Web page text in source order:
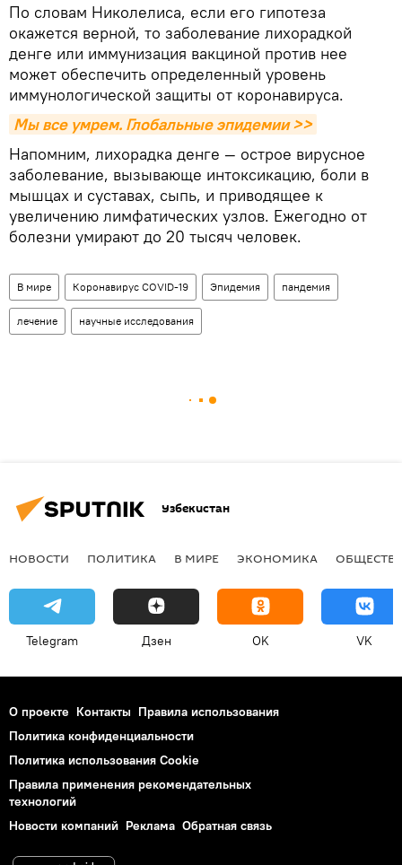
По словам Николелиса, если его гипотеза
окажется верной, то заболевание лихорадкой
денге или иммунизация вакциной против нее
может обеспечить определенный уровень
иммунологической защиты от коронавируса.
Мы все умрем. Глобальные эпидемии >>
Напомним, лихорадка денге — острое вирусное
заболевание, вызывающе интоксикацию, боли в
мышцах и суставах, сыпь, и приводящее к
увеличению лимфатических узлов. Ежегодно от
болезни умирают до 20 тысяч человек.
В мире Коронавирус COVID-19 Эпидемия пандемия
лечение научные исследования
Узбекистан
НОВОСТИ ПОЛИТИКА В МИРЕ ЭКОНОМИКА
Telegram Дзен OK VK
О проекте Контакты Правила использования
Политика конфиденциальности
Политика использования Cookie
Правила применения рекомендательных
технологий
Новости компаний Реклама Обратная связь